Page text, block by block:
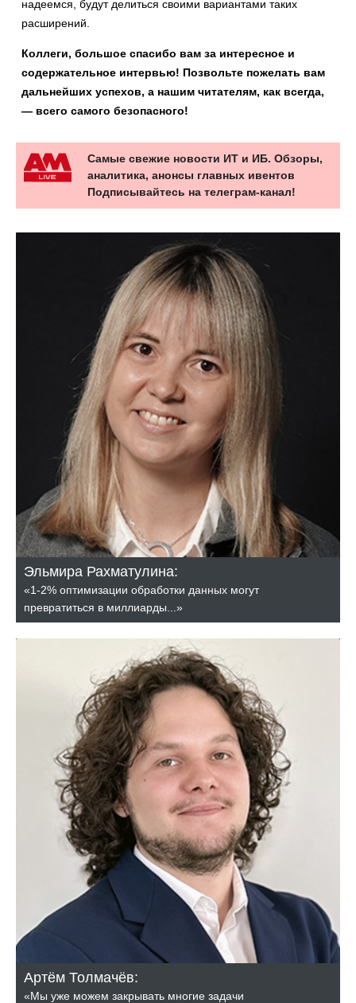
надеемся, будут делиться своими вариантами таких
расширений.
Коллеги, большое спасибо вам за интересное и
содержательное интервью! Позвольте пожелать вам
дальнейших успехов, а нашим читателям, как всегда,
— всего самого безопасного!
Самые свежие новости ИТ и ИБ. Обзоры,
аналитика, анонсы главных ивентов
Подписывайтесь на телеграм-канал!
Эльмира Рахматулина:
«1-2% оптимизации обработки данных могут
превратиться в миллиарды...»
Артём Толмачёв:
«Мы уже можем закрывать многие задачи